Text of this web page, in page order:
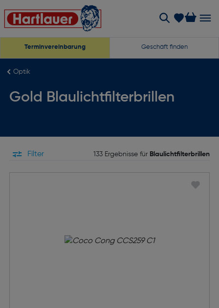
Terminvereinbarung Geschäft finden
Optik
Gold Blaulichtfilterbrillen
Filter 133 Ergebnisse für Blaulichtfilterbrillen